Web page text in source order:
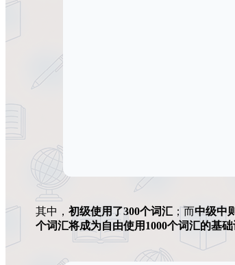
其中， 初级使用了300个词汇；而中级中
个词汇将成为自由使用1000个词汇的基础